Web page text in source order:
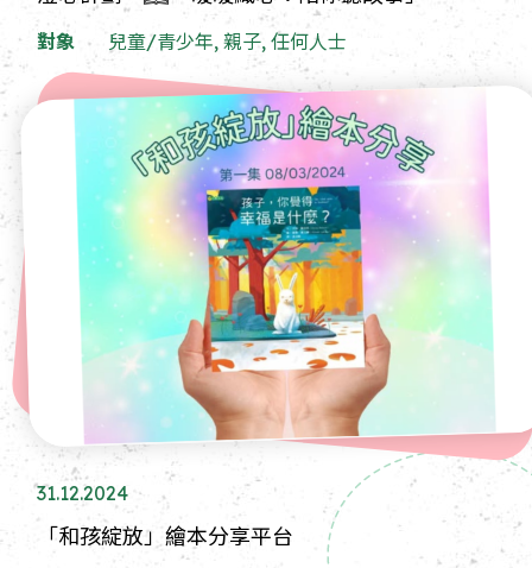
對象 兒童/青少年, 親子, 任何人士
31.12.2024
「和孩綻放」繪本分享平台